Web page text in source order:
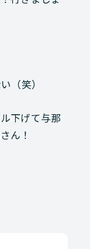
（笑）
下げて与那
ん！